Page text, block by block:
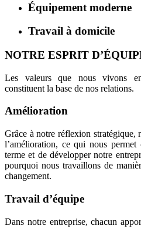
Équipement moderne
Travail à domicile
NOTRE ESPRIT
Les valeurs que nous vivons
constituent la base de nos relations.
Amélioration
Grâce à notre réflexion stratégique,
l’amélioration, ce qui nous
terme et de développer notre
pourquoi nous travaillons de
changement.
Travail d’équipe
Dans notre entreprise, chacun